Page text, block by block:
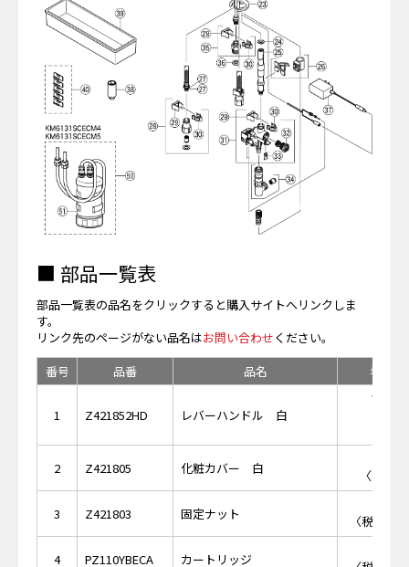
■ 部品一覧表
部品一覧表の品名をクリックすると購入サイトへリンクしま
す。
リンク先のページがない品名はお問い合わせください。
番号
品番 品名 希望
1 Z421852HD レバーハンドル 白
￥
2 Z421805 化粧カバー 白
〈税抜
3 Z421803 固定ナット
〈税抜価
4 PZ110YBECA カートリッジ